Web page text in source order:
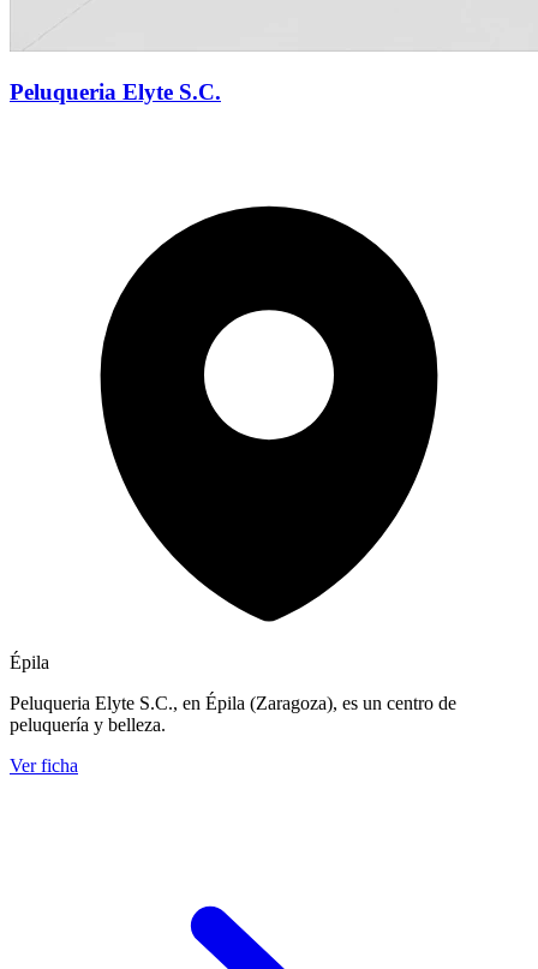
Peluqueria Elyte S.C.
Épila
Peluqueria Elyte S.C., en Épila (Zaragoza), es un centro de
peluquería y belleza.
Ver ficha